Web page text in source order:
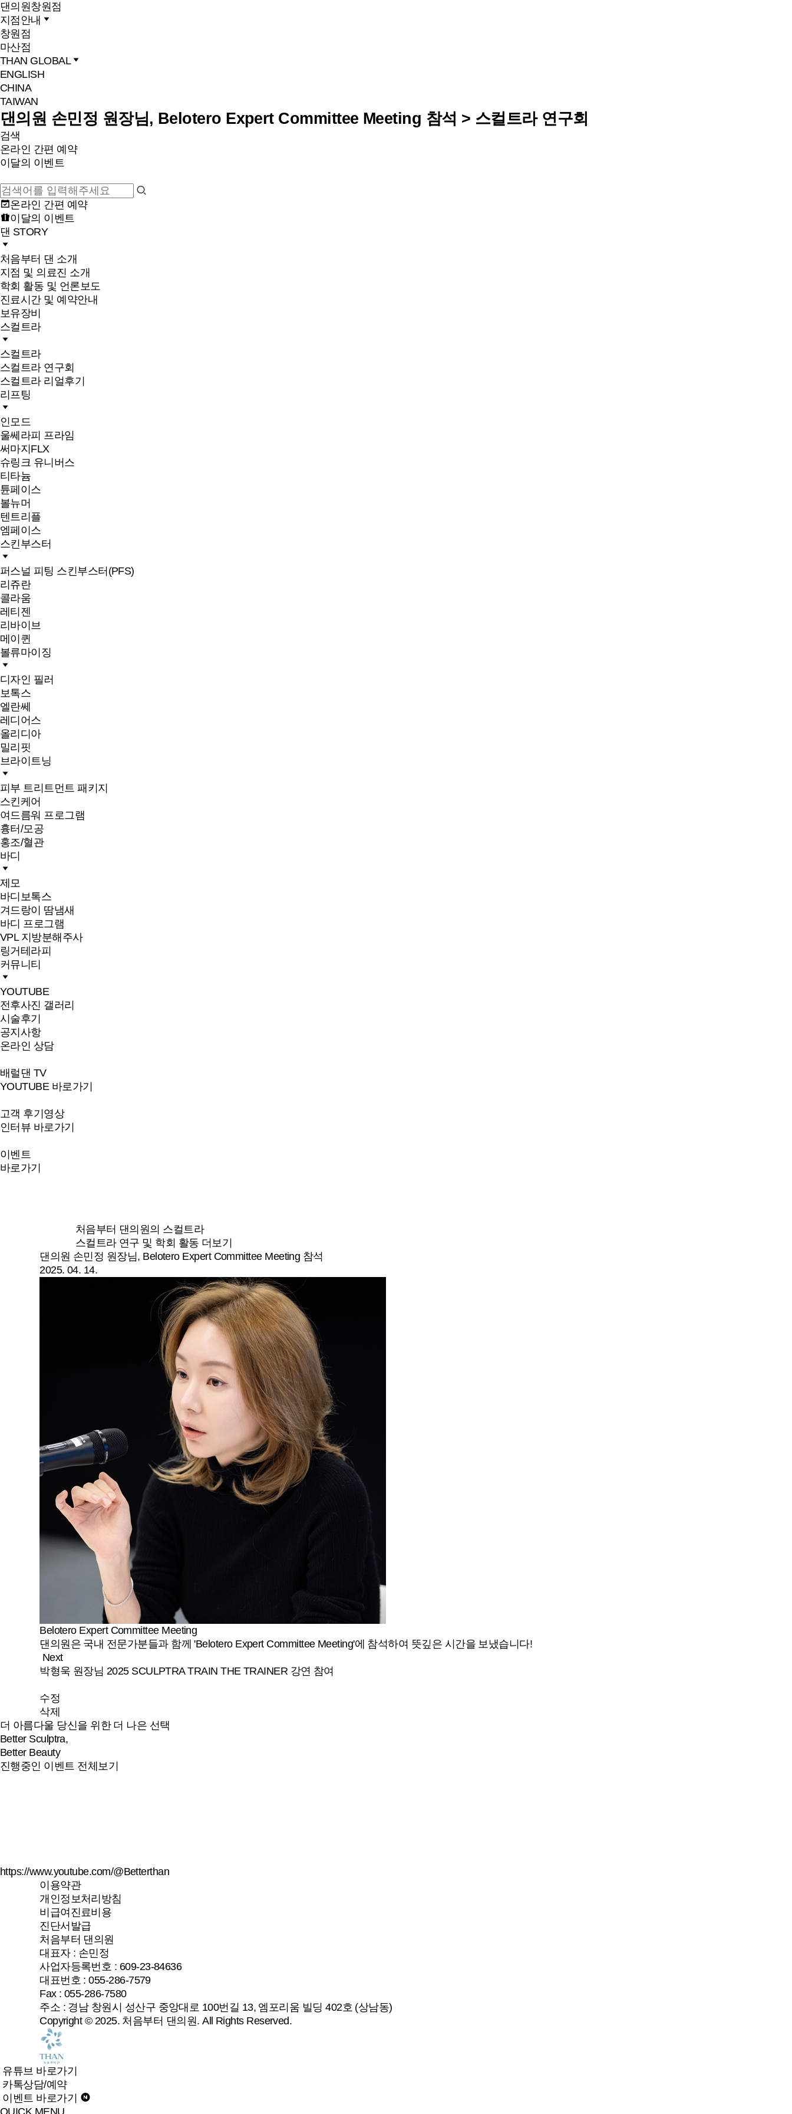
댄의원창원점
지점안내
창원점
마산점
THAN GLOBAL
ENGLISH
CHINA
TAIWAN
댄의원 손민정 원장님, Belotero Expert Committee Meeting 참석 > 스컬트라 연구회
검색
온라인 간편 예약
이달의 이벤트
온라인 간편 예약
이달의 이벤트
댄 STORY
처음부터 댄 소개
지점 및 의료진 소개
학회 활동 및 언론보도
진료시간 및 예약안내
보유장비
스컬트라
스컬트라
스컬트라 연구회
스컬트라 리얼후기
리프팅
인모드
울쎄라피 프라임
써마지FLX
슈링크 유니버스
티타늄
튠페이스
볼뉴머
텐트리플
엠페이스
스킨부스터
퍼스널 피팅 스킨부스터(PFS)
리쥬란
콜라움
레티젠
리바이브
메이퀸
볼류마이징
디자인 필러
보톡스
엘란쎄
레디어스
올리디아
밀리핏
브라이트닝
피부 트리트먼트 패키지
스킨케어
여드름워 프로그램
흉터/모공
홍조/혈관
바디
제모
바디보톡스
겨드랑이 땀냄새
바디 프로그램
VPL 지방분해주사
링거테라피
커뮤니티
YOUTUBE
전후사진 갤러리
시술후기
공지사항
온라인 상담
배럴댄 TV
YOUTUBE 바로가기
고객 후기영상
인터뷰 바로가기
이벤트
바로가기
처음부터 댄의원의 스컬트라
스컬트라 연구 및 학회 활동 더보기
댄의원 손민정 원장님, Belotero Expert Committee Meeting 참석
2025. 04. 14.
Belotero Expert Committee Meeting
댄의원은 국내 전문가분들과 함께 'Belotero Expert Committee Meeting'에 참석하여 뜻깊은 시간을 보냈습니다!
Next
박형욱 원장님 2025 SCULPTRA TRAIN THE TRAINER 강연 참여
수정
삭제
더 아름다울 당신을 위한 더 나은 선택
Better Sculptra,
Better Beauty
진행중인 이벤트 전체보기
https://www.youtube.com/@Betterthan
이용약관
개인정보처리방침
비급여진료비용
진단서발급
처음부터 댄의원
대표자 : 손민정
사업자등록번호 : 609-23-84636
대표번호 : 055-286-7579
Fax : 055-286-7580
주소 : 경남 창원시 성산구 중앙대로 100번길 13, 엠포리움 빌딩 402호 (상남동)
Copyright © 2025. 처음부터 댄의원. All Rights Reserved.
유튜브 바로가기
카톡상담/예약
이벤트 바로가기